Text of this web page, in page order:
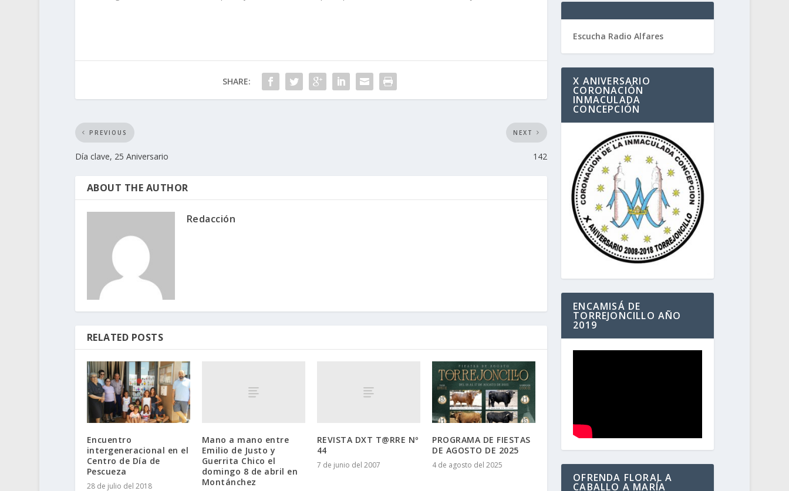
SHARE:
PREVIOUS
Día clave, 25 Aniversario
NEXT
142
ABOUT THE AUTHOR
Redacción
RELATED POSTS
Encuentro
intergeneracional en el
Centro de Día de
Pescueza
28 de julio del 2018
Mano a mano entre
Emilio de Justo y
Guerrita Chico el
domingo 8 de abril en
Montánchez
REVISTA DXT T@RRE Nº
44
7 de junio del 2007
PROGRAMA DE FIESTAS
DE AGOSTO DE 2025
4 de agosto del 2025
Escucha Radio Alfares
X ANIVERSARIO
CORONACIÓN
INMACULADA
CONCEPCIÓN
ENCAMISÁ DE
TORREJONCILLO AÑO
2019
OFRENDA FLORAL A
CABALLO A MARÍA